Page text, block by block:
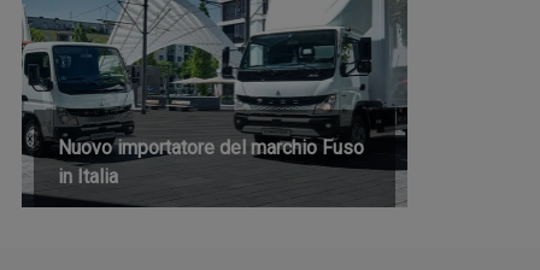
Nuovo importatore del marchio Fuso
in Italia